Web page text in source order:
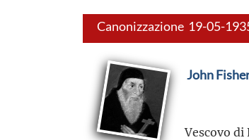
Canonizzazione 19-05-
John
Vescovo